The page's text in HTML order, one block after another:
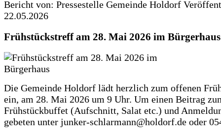
Bericht von: Pressestelle Gemeinde Holdorf
22.05.2026
Frühstückstreff am 28. Mai 2026 im Bürgerhaus
Die Gemeinde Holdorf lädt herzlich zum offenen
ein, am 28. Mai 2026 um 9 Uhr. Um einen Beitrag
Frühstückbuffet (Aufschnitt, Salat etc.) und
gebeten unter junker-schlarmann@holdorf.de oder